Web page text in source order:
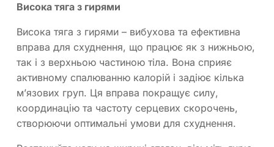
Висока тяга з гирями
Висока тяга з гирями – вибухова та ефективна
вправа для схуднення, що працює як з нижньою,
так і з верхньою частиною тіла. Вона сприяє
активному спалюванню калорій і задіює кілька
м’язових груп. Ця вправа покращує силу,
координацію та частоту серцевих скорочень,
створюючи оптимальні умови для схуднення.